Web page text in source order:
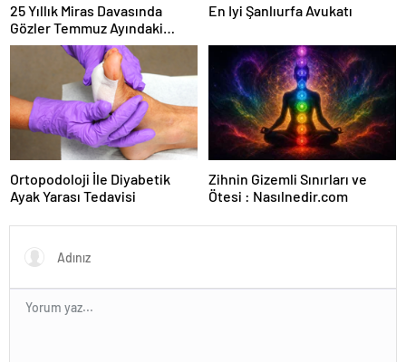
25 Yıllık Miras Davasında
Gözler Temmuz Ayındaki
Karar Duruşmasına Çevrildi
En Iyi Şanlıurfa Avukatı
Ortopodoloji İle Diyabetik
Ayak Yarası Tedavisi
Zihnin Gizemli Sınırları ve
Ötesi : Nasılnedir.com